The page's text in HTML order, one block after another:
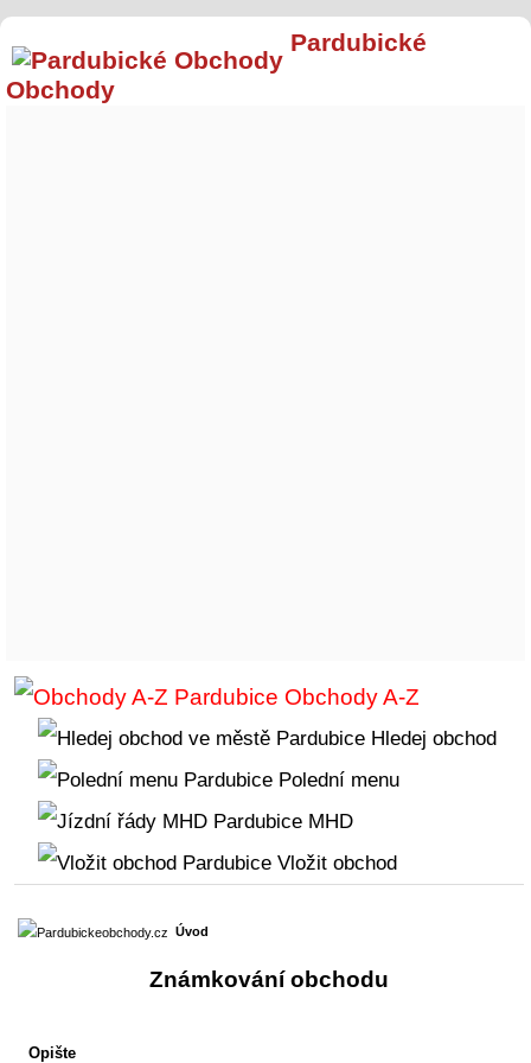
Pardubické
Obchody
Obchody A-Z
Hledej obchod
Polední menu
MHD
Vložit obchod
Úvod
Známkování obchodu
Opište